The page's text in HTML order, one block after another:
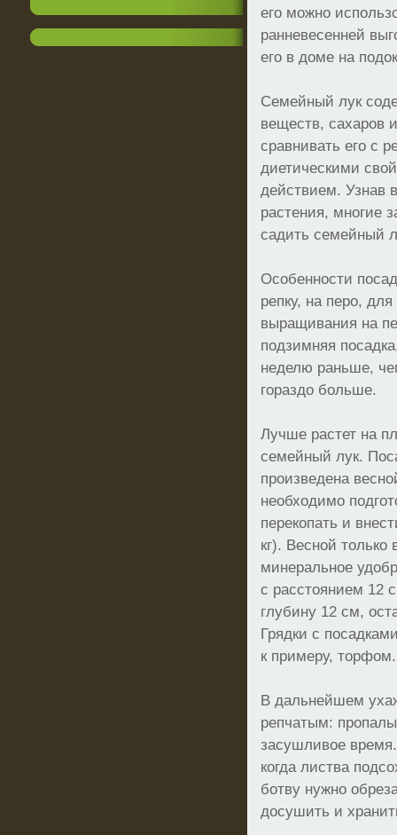
его можно
ранневесенней
его в доме на
Семейный лук
веществ, сахаров
сравнивать его с
диетическими
действием. Узнав
растения, многие
садить семейный
Особенности
репку, на перо,
выращивания на
подзимняя
неделю раньше,
гораздо больше.
Лучше растет на
семейный лук.
произведена
необходимо
перекопать и
кг). Весной
минеральное
с расстоянием 12
глубину 12 см,
Грядки с
к примеру, торфом.
В дальнейшем
репчатым:
засушливое
когда листва
ботву нужно
досушить и